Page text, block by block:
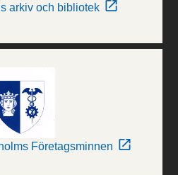
arkiv och bibliotek
Företagsminnen